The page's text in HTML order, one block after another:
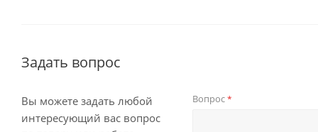
Задать вопрос
Вы можете задать любой
интересующий вас вопрос
Вопрос*